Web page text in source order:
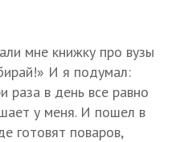
мне книжку про вузы
И я подумал:
раза в день все равно
у меня. И пошел в
готовят поваров,